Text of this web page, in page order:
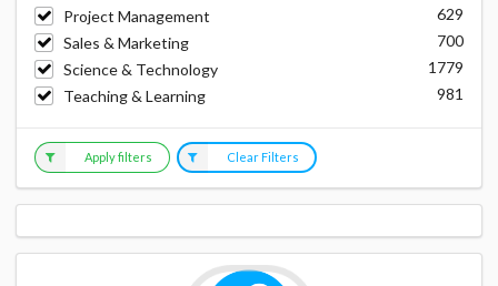
Project Management
629
Sales & Marketing
700
Science & Technology
1779
Teaching & Learning
981
Apply filters Clear Filters